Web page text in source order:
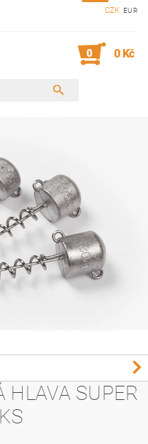
CZK EUR
0 0 Kč
HLAVA SUPER